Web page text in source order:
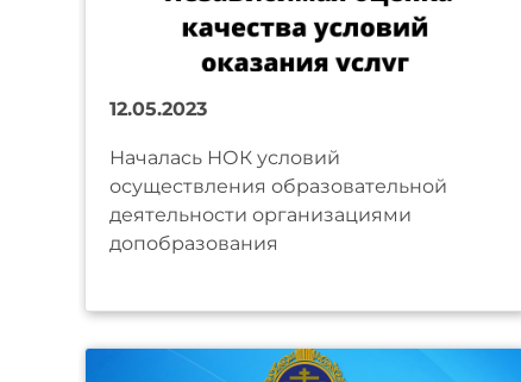
12.05.2023
Началась НОК условий
осуществления образовательной
деятельности организациями
допобразования